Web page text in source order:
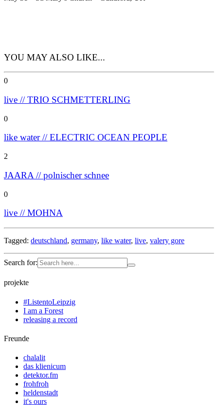
YOU MAY ALSO LIKE...
0
live // TRIO SCHMETTERLING
0
like water // ELECTRIC OCEAN PEOPLE
2
JAARA // polnischer schnee
0
live // MOHNA
Tagged: deutschland, germany, like water, live, valery gore
Search for:
projekte
#ListentoLeipzig
I am a Forest
releasing a record
Freunde
chalalit
das klienicum
detektor.fm
frohfroh
heldenstadt
it's ours